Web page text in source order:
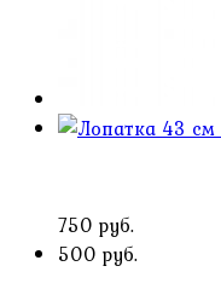
750 руб.
500 руб.